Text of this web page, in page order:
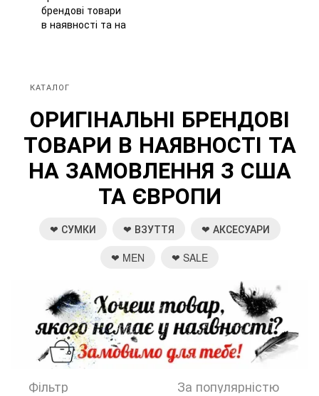
КАТАЛОГ
ОРИГІНАЛЬНІ БРЕНДОВІ
ТОВАРИ В НАЯВНОСТІ ТА
НА ЗАМОВЛЕННЯ З США
ТА ЄВРОПИ
❤ СУМКИ ❤ ВЗУТТЯ
❤ АКСЕСУАРИ
❤ MEN
❤ SALE
Фільтр За популярністю